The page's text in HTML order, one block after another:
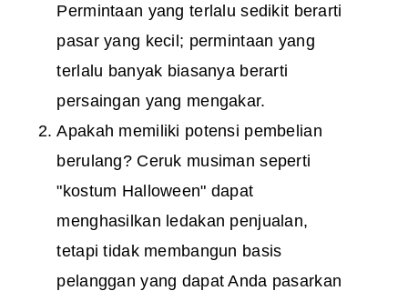
Permintaan yang terlalu sedikit berarti
pasar yang kecil; permintaan yang
terlalu banyak biasanya berarti
persaingan yang mengakar.
Apakah memiliki potensi pembelian
berulang? Ceruk musiman seperti
"kostum Halloween" dapat
menghasilkan ledakan penjualan,
tetapi tidak membangun basis
pelanggan yang dapat Anda pasarkan